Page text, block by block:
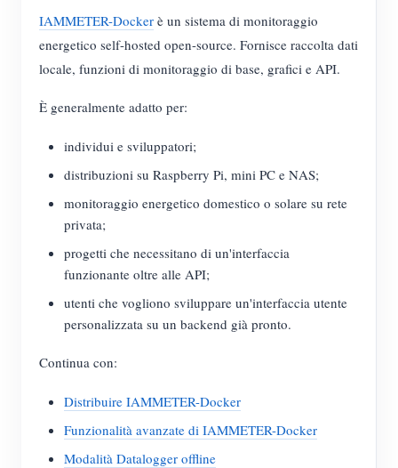
IAMMETER-Docker è un sistema di monitoraggio
energetico self-hosted open-source. Fornisce raccolta dati
locale, funzioni di monitoraggio di base, grafici e API.
È generalmente adatto per:
individui e sviluppatori;
distribuzioni su Raspberry Pi, mini PC e NAS;
monitoraggio energetico domestico o solare su rete
privata;
progetti che necessitano di un'interfaccia
funzionante oltre alle API;
utenti che vogliono sviluppare un'interfaccia utente
personalizzata su un backend già pronto.
Continua con:
Distribuire IAMMETER-Docker
Funzionalità avanzate di IAMMETER-Docker
Modalità Datalogger offline